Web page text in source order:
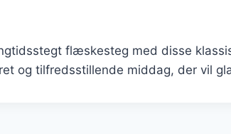
flæskesteg med disse
og tilfredsstillende middag, der vil